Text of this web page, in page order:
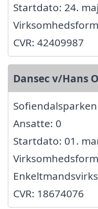
Startdato: 24.
CVR: 42409987
Dansec v/Hans
Ansatte: 0
Startdato: 01.
CVR: 18674076